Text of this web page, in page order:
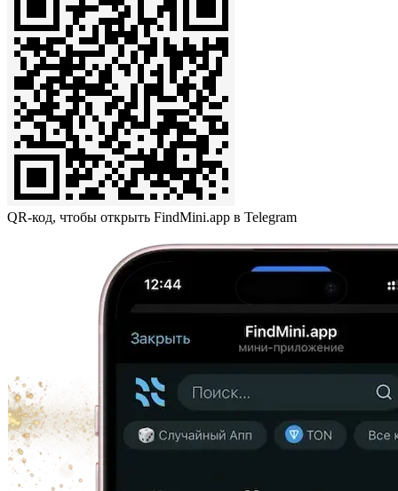
QR-код, чтобы открыть FindMini.app в Telegram